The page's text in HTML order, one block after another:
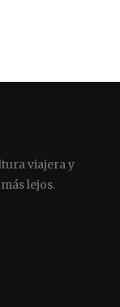
viajera y
lejos.